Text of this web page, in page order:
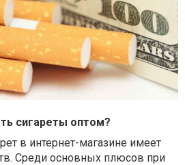
сигареты оптом?
в интернет-магазине имеет
Среди основных плюсов при